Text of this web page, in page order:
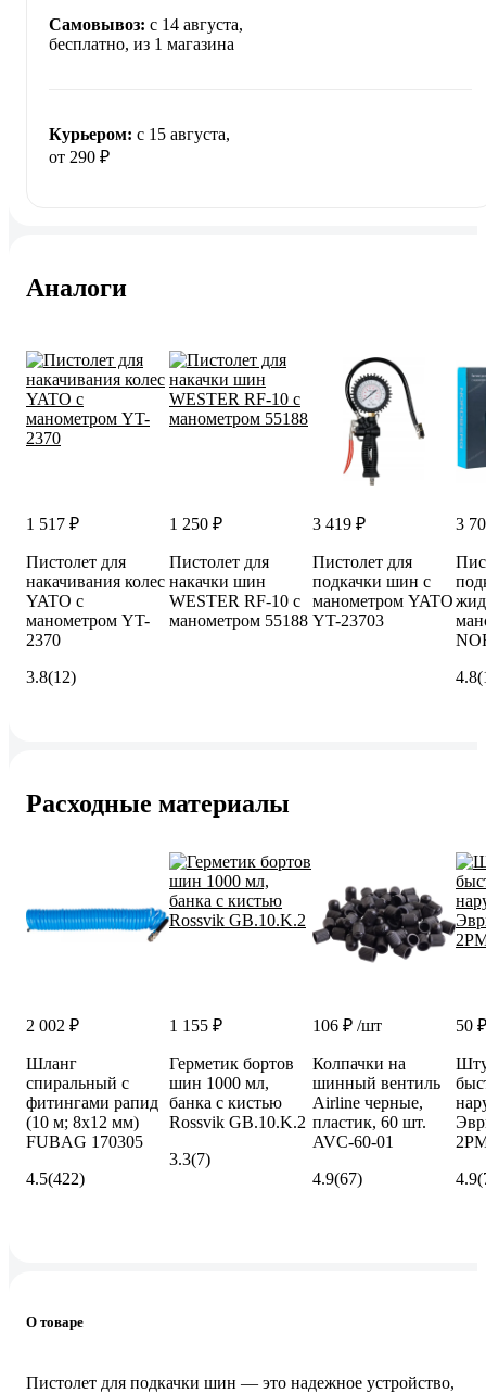
Самовывоз: c 14 августа,
бесплатно, из 1 магазина
Курьером: c 15 августа,
от 290 ₽
Аналоги
1 517 ₽
Пистолет для
накачивания колес
YATO с
манометром YT-
2370
3.8(12)
1 250 ₽
Пистолет для
накачки шин
WESTER RF-10 с
манометром 55188
3 419 ₽
Пистолет для
подкачки шин с
манометром YATO
YT-23703
3
4.8
Расходные материалы
2 002 ₽
Шланг
спиральный с
фитингами рапид
(10 м; 8x12 мм)
FUBAG 170305
4.5(422)
1 155 ₽
Герметик бортов
шин 1000 мл,
банка с кистью
Rossvik GB.10.K.2
3.3(7)
106 ₽ /шт
Колпачки на
шинный вентиль
Airline черные,
пластик, 60 шт.
AVC-60-01
4.9(67)
50
4.9
О товаре
Пистолет для подкачки шин — это надежное устройство,